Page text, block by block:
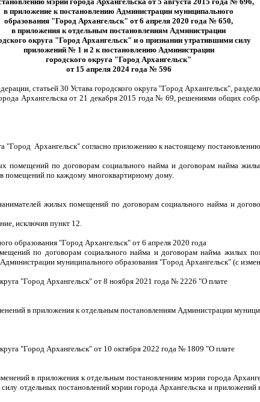
в приложение к постановлению Администрации муниципального
образования "Город Архангельск" от 6 апреля 2020 года № 650,
в приложения к отдельным постановлениям Администрации
округа "Город Архангельск" и о признании утратившими силу
приложений № 1 и 2 к постановлению Администрации
городского округа "Город Архангельск"
от 15 апреля 2024 года № 596
статьей 30 Устава городского округа "Город Архангельск",
Архангельска от 21 декабря 2015 года № 69, решениями общих
Архангельск" согласно приложению к настоящему
помещений по договорам социального найма и договорам найма
помещений по каждому многоквартирному дому.
жилых помещений по договорам социального найма и
исключив пункт 12.
образования "Город Архангельск" от 6 апреля 2020 года
по договорам социального найма и договорам найма жилых
муниципального образования "Город Архангельск" (с
"Город Архангельск" от 8 ноября 2021 года № 2226 "О плате
в приложения к отдельным постановлениям Администрации
"Город Архангельск" от 10 октября 2022 года № 1809 "О плате
в приложения к отдельным постановлениям мэрии города
отдельных постановлений мэрии города Архангельска и